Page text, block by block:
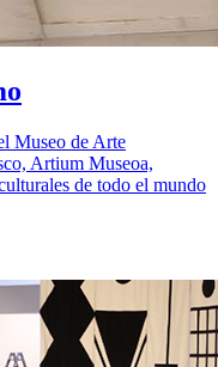
Museo de Arte
Artium Museoa,
de todo el mundo